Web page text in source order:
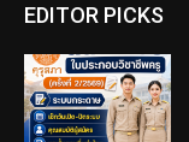
EDITOR PICKS